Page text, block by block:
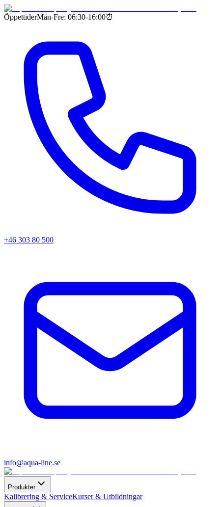
ÖppettiderMån-Fre: 06:30-16:00⏰
+46 303 80 500
info@aqua-line.se
Produkter
Kalibrering & ServiceKurser & Utbildningar